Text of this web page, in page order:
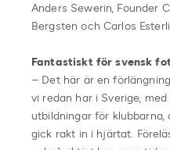
Anders Sewerin, Founder
Bergsten och Carlos
Fantastiskt för svensk
– Det här är en
vi redan har i Sverige,
utbildningar för
gick rakt in i hjärtat.